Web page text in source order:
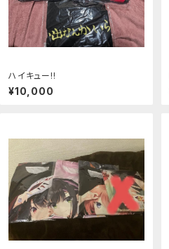
ハイキュー!!
¥10,000